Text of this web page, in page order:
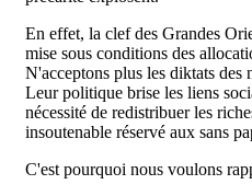
En effet, la clef des Grandes
mise sous conditions des
N'acceptons plus les diktats des
Leur politique brise les liens
nécessité de redistribuer les
insoutenable réservé aux sans
C'est pourquoi nous voulons